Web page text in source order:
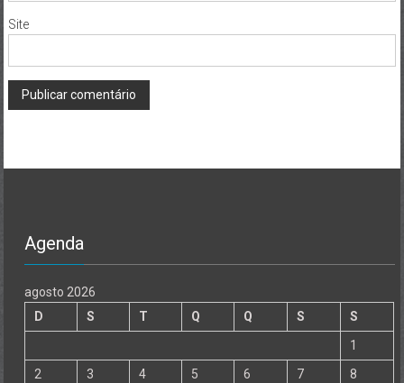
Site
Agenda
agosto 2026
D
S T Q Q S S
1
2
3 4 5 6 7
8